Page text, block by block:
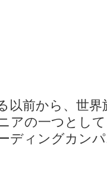
以前から、世界
の一つとして
ディングカン